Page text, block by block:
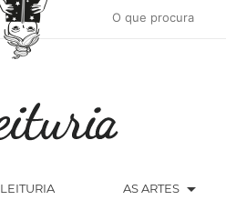
LEITURIA AS ARTES arrow_drop_down